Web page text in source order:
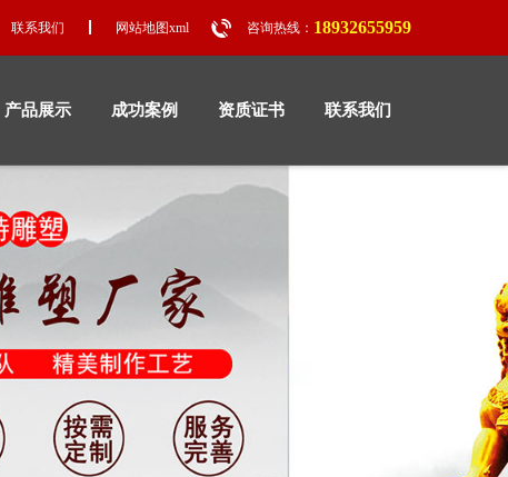
联系我们 网站地图xml 咨询热线： 18932655959
产品展示 成功案例 资质证书 联系我们